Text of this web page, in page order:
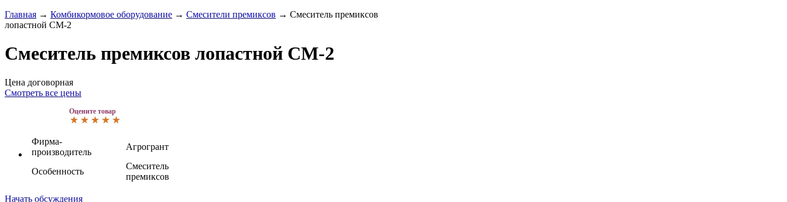
Главная → Комбикормовое оборудование → Смесители премиксов → Смеситель премиксов
лопастной СМ-2
Смеситель премиксов лопастной СМ-2
Цена договорная
Смотреть все цены
Оцените товар
Фирма-
производитель
Агрогрант
Особенность
Смеситель
премиксов
Начать обсуждения